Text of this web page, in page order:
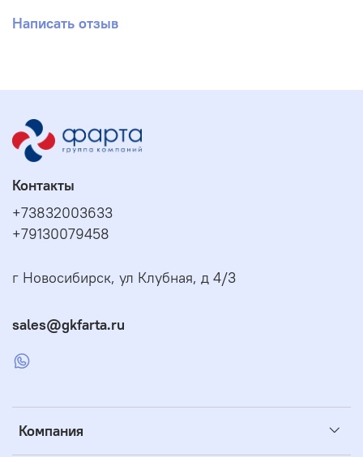
Написать отзыв
Компания
Контакты
+73832003633
+79130079458
г Новосибирск, ул Клубная, д 4/3
sales@gkfarta.ru